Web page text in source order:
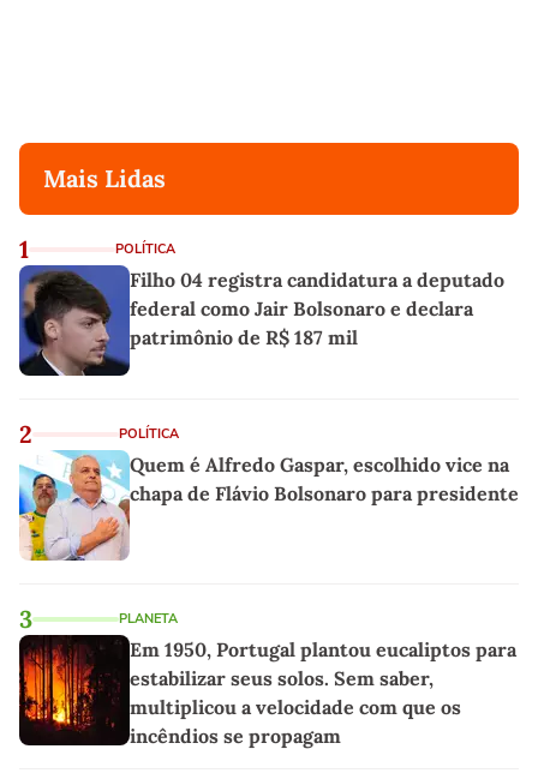
Mais Lidas
1 POLÍTICA
Filho 04 registra candidatura a deputado
federal como Jair Bolsonaro e declara
patrimônio de R$ 187 mil
2 POLÍTICA
Quem é Alfredo Gaspar, escolhido vice na
chapa de Flávio Bolsonaro para presidente
3 PLANETA
Em 1950, Portugal plantou eucaliptos para
estabilizar seus solos. Sem saber,
multiplicou a velocidade com que os
incêndios se propagam